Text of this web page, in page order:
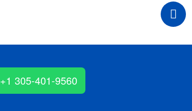
+1 305-401-9560